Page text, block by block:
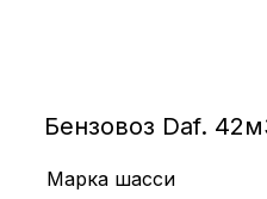
Бензовоз Daf.
Марка шасси